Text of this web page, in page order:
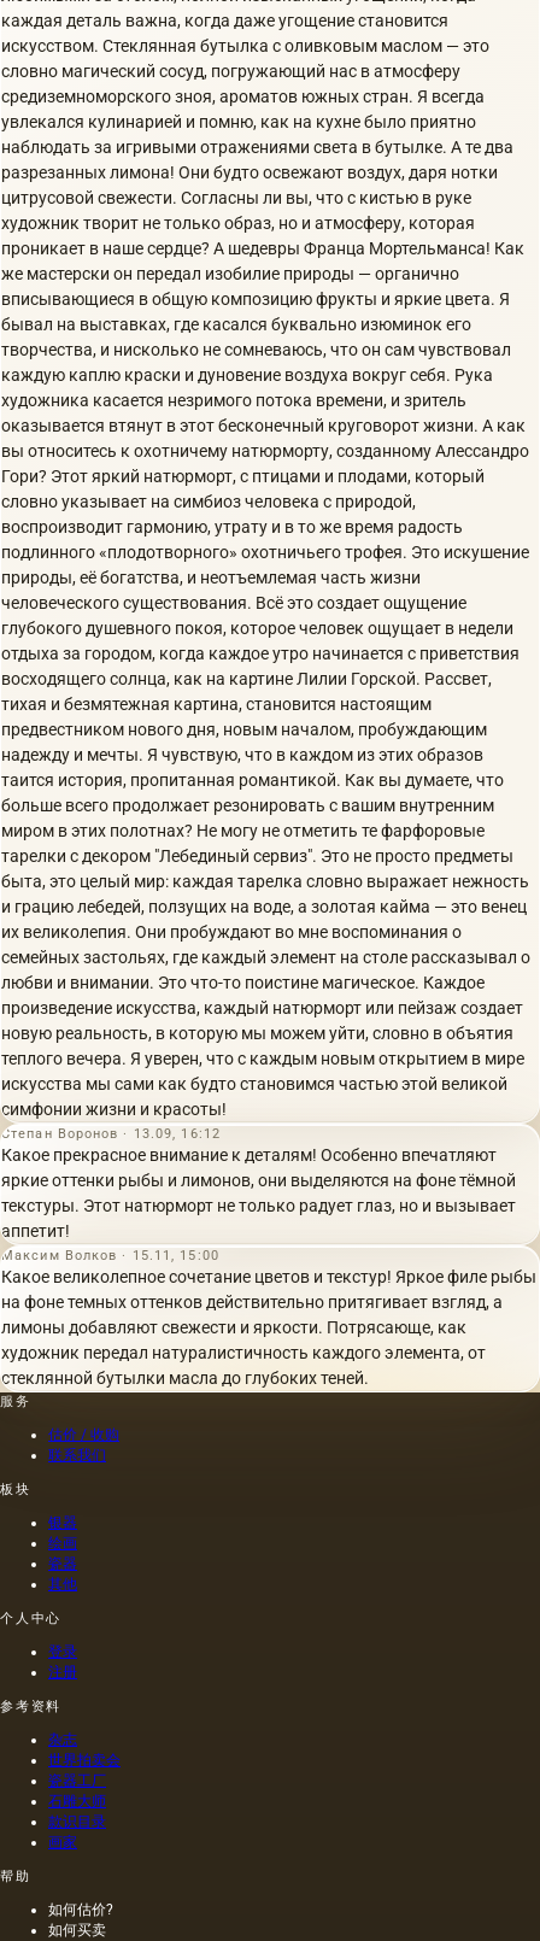
каждая деталь важна, когда даже угощение становится
искусством. Стеклянная бутылка с оливковым маслом — это
словно магический сосуд, погружающий нас в атмосферу
средиземноморского зноя, ароматов южных стран. Я всегда
увлекался кулинарией и помню, как на кухне было приятно
наблюдать за игривыми отражениями света в бутылке. А те два
разрезанных лимона! Они будто освежают воздух, даря нотки
цитрусовой свежести. Согласны ли вы, что с кистью в руке
художник творит не только образ, но и атмосферу, которая
проникает в наше сердце? А шедевры Франца Мортельманса! Как
же мастерски он передал изобилие природы — органично
вписывающиеся в общую композицию фрукты и яркие цвета. Я
бывал на выставках, где касался буквально изюминок его
творчества, и нисколько не сомневаюсь, что он сам чувствовал
каждую каплю краски и дуновение воздуха вокруг себя. Рука
художника касается незримого потока времени, и зритель
оказывается втянут в этот бесконечный круговорот жизни. А как
вы относитесь к охотничему натюрморту, созданному Алессандро
Гори? Этот яркий натюрморт, с птицами и плодами, который
словно указывает на симбиоз человека с природой,
воспроизводит гармонию, утрату и в то же время радость
подлинного «плодотворного» охотничьего трофея. Это искушение
природы, её богатства, и неотъемлемая часть жизни
человеческого существования. Всё это создает ощущение
глубокого душевного покоя, которое человек ощущает в недели
отдыха за городом, когда каждое утро начинается с приветствия
восходящего солнца, как на картине Лилии Горской. Рассвет,
тихая и безмятежная картина, становится настоящим
предвестником нового дня, новым началом, пробуждающим
надежду и мечты. Я чувствую, что в каждом из этих образов
таится история, пропитанная романтикой. Как вы думаете, что
больше всего продолжает резонировать с вашим внутренним
миром в этих полотнах? Не могу не отметить те фарфоровые
тарелки с декором "Лебединый сервиз". Это не просто предметы
быта, это целый мир: каждая тарелка словно выражает нежность
и грацию лебедей, ползущих на воде, а золотая кайма — это венец
их великолепия. Они пробуждают во мне воспоминания о
семейных застольях, где каждый элемент на столе рассказывал о
любви и внимании. Это что-то поистине магическое. Каждое
произведение искусства, каждый натюрморт или пейзаж создает
новую реальность, в которую мы можем уйти, словно в объятия
теплого вечера. Я уверен, что с каждым новым открытием в мире
искусства мы сами как будто становимся частью этой великой
симфонии жизни и красоты!
Степан Воронов · 13.09, 16:12
Какое прекрасное внимание к деталям! Особенно впечатляют
яркие оттенки рыбы и лимонов, они выделяются на фоне тёмной
текстуры. Этот натюрморт не только радует глаз, но и вызывает
аппетит!
Максим Волков · 15.11, 15:00
Какое великолепное сочетание цветов и текстур! Яркое филе рыбы
на фоне темных оттенков действительно притягивает взгляд, а
лимоны добавляют свежести и яркости. Потрясающе, как
художник передал натуралистичность каждого элемента, от
стеклянной бутылки масла до глубоких теней.
服务
估价 / 收购
联系我们
板块
银器
绘画
瓷器
其他
个人中心
登录
注册
参考资料
杂志
世界拍卖会
瓷器工厂
石雕大师
款识目录
画家
帮助
如何估价?
如何买卖